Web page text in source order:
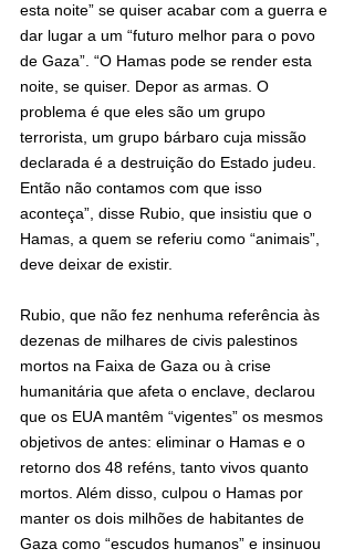
esta noite” se quiser acabar com a guerra e
dar lugar a um “futuro melhor para o povo
de Gaza”. “O Hamas pode se render esta
noite, se quiser. Depor as armas. O
problema é que eles são um grupo
terrorista, um grupo bárbaro cuja missão
declarada é a destruição do Estado judeu.
Então não contamos com que isso
aconteça”, disse Rubio, que insistiu que o
Hamas, a quem se referiu como “animais”,
deve deixar de existir.
Rubio, que não fez nenhuma referência às
dezenas de milhares de civis palestinos
mortos na Faixa de Gaza ou à crise
humanitária que afeta o enclave, declarou
que os EUA mantêm “vigentes” os mesmos
objetivos de antes: eliminar o Hamas e o
retorno dos 48 reféns, tanto vivos quanto
mortos. Além disso, culpou o Hamas por
manter os dois milhões de habitantes de
Gaza como “escudos humanos” e insinuou